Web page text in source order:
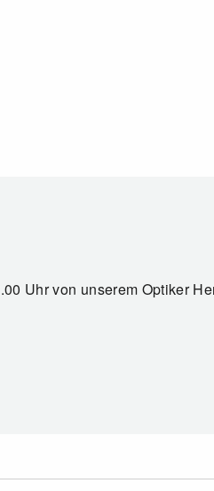
Uhr von unserem Optiker